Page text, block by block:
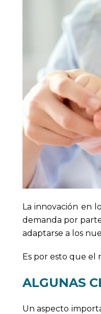
La innovación en
demanda por
adaptarse a los
Es por esto que el
ALGUNAS
Un aspecto